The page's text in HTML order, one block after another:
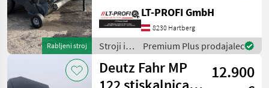
Rabljeni stroj
-Širok kot -Stisnjen zrak
-14931 bal -Vezalna mreža
Stroj na voljo za ogled pri
#LT-Profi
LT-PROFI GmbH
8230 Hartberg
Stroji in
oprema
za žetev
in
Premium Plus prodajalec
Deutz Fahr MP
12.900